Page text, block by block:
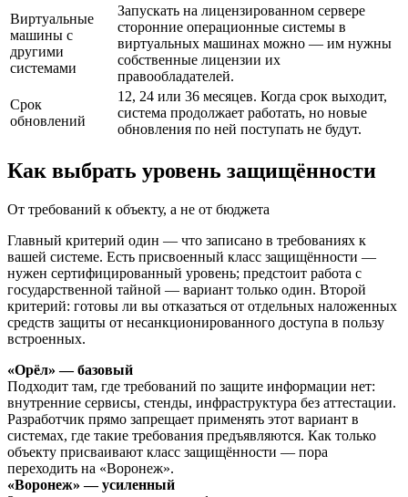
Виртуальные
машины с
другими
системами
Запускать на лицензированном сервере
сторонние операционные системы в
виртуальных машинах можно — им нужны
собственные лицензии их
правообладателей.
Срок
обновлений
12, 24 или 36 месяцев. Когда срок выходит,
система продолжает работать, но новые
обновления по ней поступать не будут.
Как выбрать уровень защищённости
От требований к объекту, а не от бюджета
Главный критерий один — что записано в требованиях к
вашей системе. Есть присвоенный класс защищённости —
нужен сертифицированный уровень; предстоит работа с
государственной тайной — вариант только один. Второй
критерий: готовы ли вы отказаться от отдельных наложенных
средств защиты от несанкционированного доступа в пользу
встроенных.
«Орёл» — базовый
Подходит там, где требований по защите информации нет:
внутренние сервисы, стенды, инфраструктура без аттестации.
Разработчик прямо запрещает применять этот вариант в
системах, где такие требования предъявляются. Как только
объекту присваивают класс защищённости — пора
переходить на «Воронеж».
«Воронеж» — усиленный